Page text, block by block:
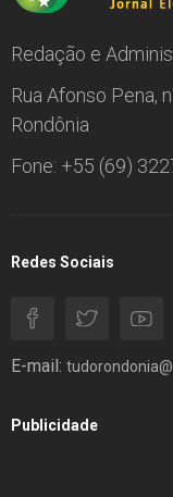
Redação e
Rua Afonso Pena,
Rondônia
Fone: +55 (69)
Redes Sociais
E-mail:
Publicidade